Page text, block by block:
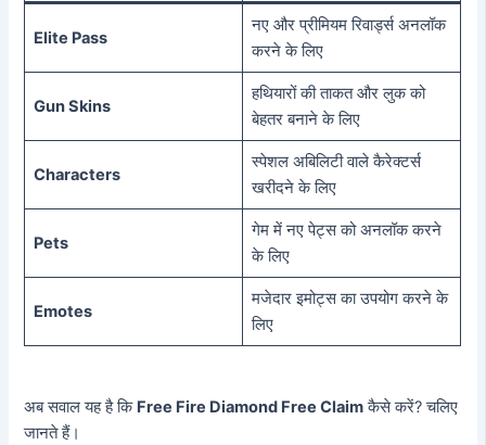
Elite Pass
नए और प्रीमियम रिवार्ड्स अनलॉक
करने के लिए
Gun Skins
हथियारों की ताकत और लुक को
बेहतर बनाने के लिए
Characters
स्पेशल अबिलिटी वाले कैरेक्टर्स
खरीदने के लिए
Pets
गेम में नए पेट्स को अनलॉक करने
के लिए
Emotes
मजेदार इमोट्स का उपयोग करने के
लिए
अब सवाल यह है कि Free Fire Diamond Free Claimकैसे करें? चलिए
जानते हैं।